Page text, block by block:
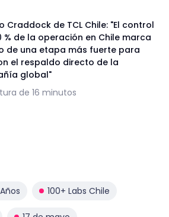
Craddock de TCL Chile: "El control
% de la operación en Chile marca
de una etapa más fuerte para
el respaldo directo de la
global"
de 16 minutos
100+ Labs Chile